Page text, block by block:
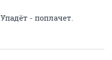
- поплачет.